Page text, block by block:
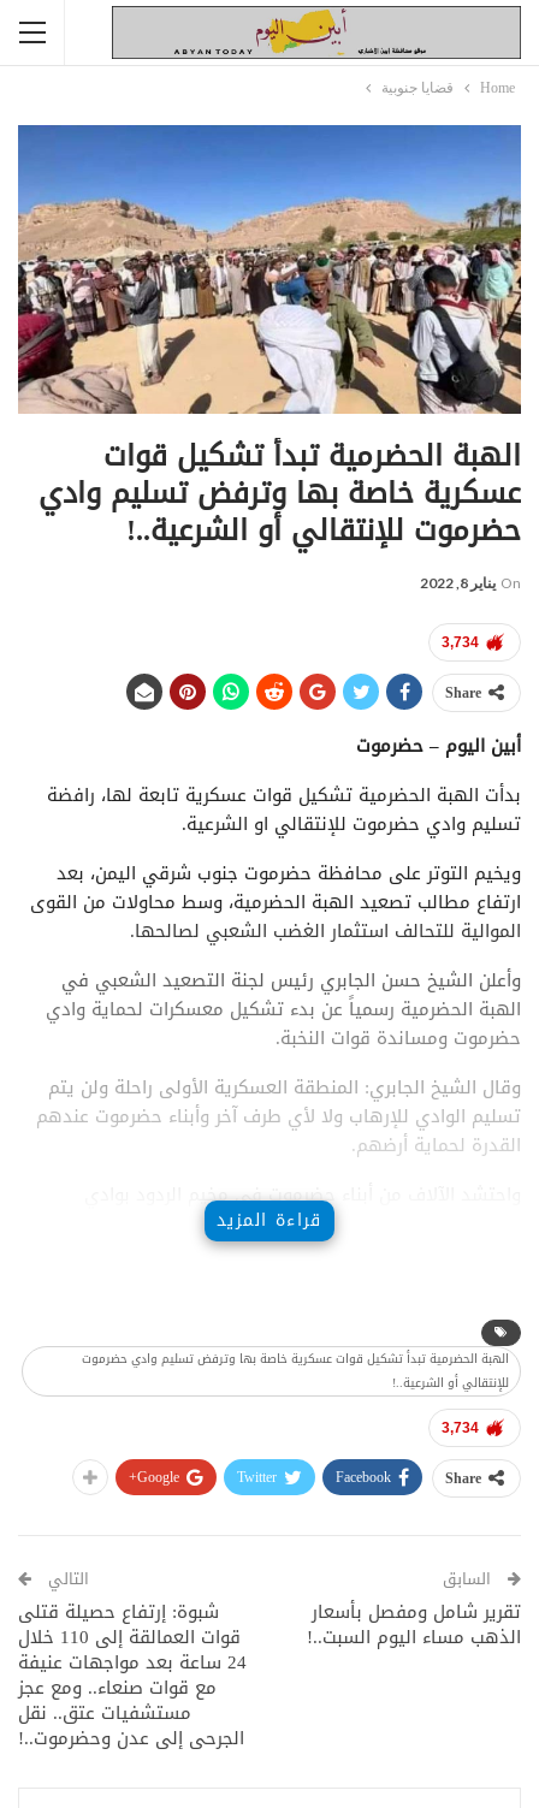
Home قضايا جنوبية
الهبة الحضرمية تبدأ تشكيل قوات
عسكرية خاصة بها وترفض تسليم وادي
حضرموت للإنتقالي أو الشرعية..!
On يناير 8, 2022
3,734
Share
أبين اليوم – حضرموت
بدأت الهبة الحضرمية تشكيل قوات عسكرية تابعة لها، رافضة
تسليم وادي حضرموت للإنتقالي او الشرعية.
ويخيم التوتر على محافظة حضرموت جنوب شرقي اليمن، بعد
ارتفاع مطالب تصعيد الهبة الحضرمية، وسط محاولات من القوى
الموالية للتحالف استثمار الغضب الشعبي لصالحها.
وأعلن الشيخ حسن الجابري رئيس لجنة التصعيد الشعبي في
الهبة الحضرمية رسمياً عن بدء تشكيل معسكرات لحماية وادي
حضرموت ومساندة قوات النخبة.
وقال الشيخ الجابري: المنطقة العسكرية الأولى راحلة ولن يتم
تسليم الوادي للإرهاب ولا لأي طرف آخر وأبناء حضرموت عندهم
القدرة لحماية أرضهم.
واحتشد الآلاف من أبناء حضرموت في مخيم الردود بوادي
حضرموت تلبية لدعوة رئيس اللجنة المنبثقة لتنفيذ مخرجات لقاء
حرو الشيخ حسن بن سعيد الجابري.
قراءة المزيد
الهبة الحضرمية تبدأ تشكيل قوات عسكرية خاصة بها وترفض تسليم وادي حضرموت
للإنتقالي أو الشرعية..!
3,734
Share
Facebook
Twitter
Google+
السابق
تقرير شامل ومفصل بأسعار
الذهب مساء اليوم السبت..!
التالي
شبوة: إرتفاع حصيلة قتلى
قوات العمالقة إلى 110 خلال
24 ساعة بعد مواجهات عنيفة
مع قوات صنعاء.. ومع عجز
مستشفيات عتق.. نقل
الجرحى إلى عدن وحضرموت..!